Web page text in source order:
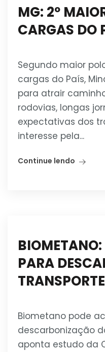
MG: 2º
CARGAS DO
Segundo maior
cargas do País,
para atrair
rodovias, longas
expectativas dos
interesse pela...
Continue lendo
PARA
Biometano pode
descarbonização
aponta estudo da